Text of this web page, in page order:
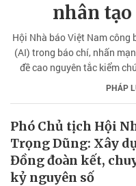
nhân
Hội Nhà báo Việt Nam
(AI) trong báo chí, nhấn
đề cao nguyên tắc kiểm
PHÁP
Phó Chủ tịch Hội
Trọng Dũng: Xây
Đồng đoàn kết,
kỷ nguyên số